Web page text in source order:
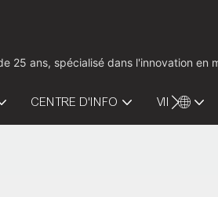
25 ans, spécialisé dans l'innovation en
CENTRE D'INFO VIDÉO